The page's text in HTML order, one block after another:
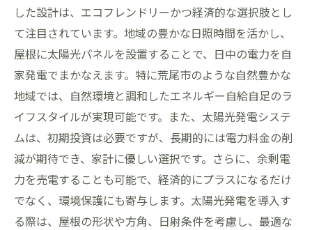
した設計は、エコフレンドリーかつ経済的な選択肢とし
て注目されています。地域の豊かな日照時間を活かし、
屋根に太陽光パネルを設置することで、日中の電力を自
家発電でまかなえます。特に荒尾市のような自然豊かな
地域では、自然環境と調和したエネルギー自給自足のラ
イフスタイルが実現可能です。また、太陽光発電システ
ムは、初期投資は必要ですが、長期的には電力料金の削
減が期待でき、家計に優しい選択です。さらに、余剰電
力を売電することも可能で、経済的にプラスになるだけ
でなく、環境保護にも寄与します。太陽光発電を導入す
る際は、屋根の形状や方角、日射条件を考慮し、最適な